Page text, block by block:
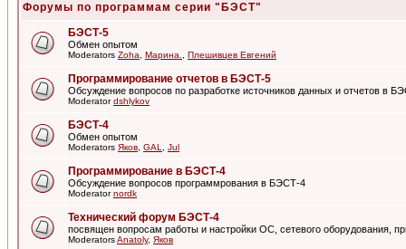
Форумы по программам серии "БЭСТ"
БЭСТ-5
Обмен опытом
Moderators Zoha Марина. Плешивцев Евгений
Программирование отчетов в БЭСТ-5
Обсуждение вопросов по разработке источников данных и отчетов в
Moderatordshlykov
БЭСТ-4
Обмен опытом
Moderators Яков GAL Jul
Программирование в БЭСТ-4
Обсуждение вопросов программрования в БЭСТ-4
Moderatornordk
Технический форум БЭСТ-4
посвящен вопросам работы и настройки ОС, сетевого оборудования,
ModeratorsAnatoly, Яков